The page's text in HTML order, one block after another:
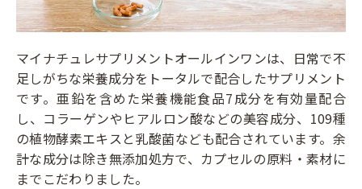
マイナチュレサプリメントオールインワンは、日常で不
足しがちな栄養成分をトータルで配合したサプリメント
です。亜鉛を含めた栄養機能食品7成分を有効量配合
し、コラーゲンやヒアルロン酸などの美容成分、109種
の植物酵素エキスと乳酸菌なども配合されています。余
計な成分は除き無添加処方で、カプセルの原料・素材に
までこだわりました。